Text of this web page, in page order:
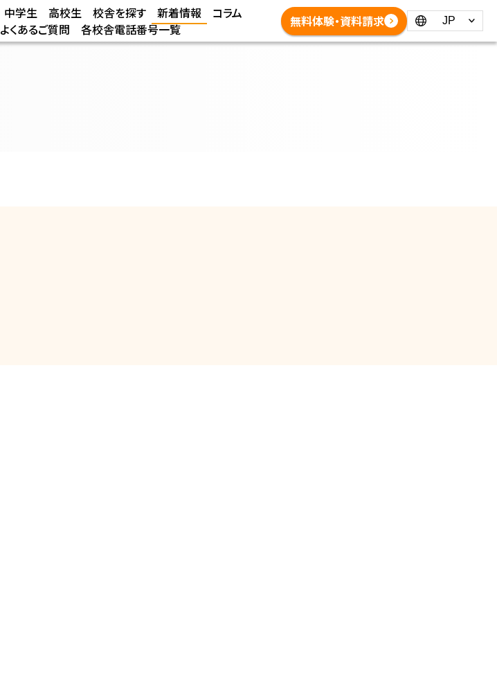
中学生 高校生 校舎を探す 新着情報
コラム
よくあるご質問 各校舎電話番号一覧 無料体験・資料請求 Language：